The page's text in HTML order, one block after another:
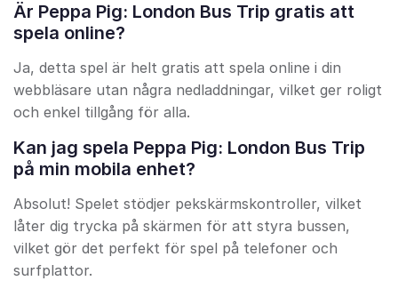
Är Peppa Pig: London Bus Trip gratis att
spela online?
Ja, detta spel är helt gratis att spela online i din
webbläsare utan några nedladdningar, vilket ger roligt
och enkel tillgång för alla.
Kan jag spela Peppa Pig: London Bus Trip
på min mobila enhet?
Absolut! Spelet stödjer pekskärmskontroller, vilket
låter dig trycka på skärmen för att styra bussen,
vilket gör det perfekt för spel på telefoner och
surfplattor.